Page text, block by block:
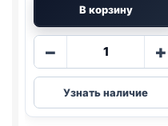
В корзину
−
Количество
Pro
Plan
Vet
+
Узнать наличие